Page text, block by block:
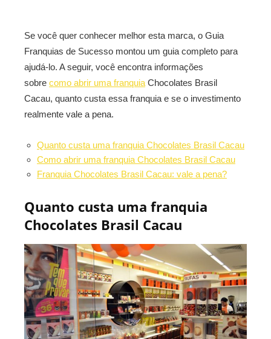
Se você quer conhecer melhor esta marca, o Guia
Franquias de Sucesso montou um guia completo para
ajudá-lo. A seguir, você encontra informações
sobre como abrir uma franquia Chocolates Brasil
Cacau, quanto custa essa franquia e se o investimento
realmente vale a pena.
Quanto custa uma franquia Chocolates Brasil Cacau
Como abrir uma franquia Chocolates Brasil Cacau
Franquia Chocolates Brasil Cacau: vale a pena?
Quanto custa uma franquia
Chocolates Brasil Cacau